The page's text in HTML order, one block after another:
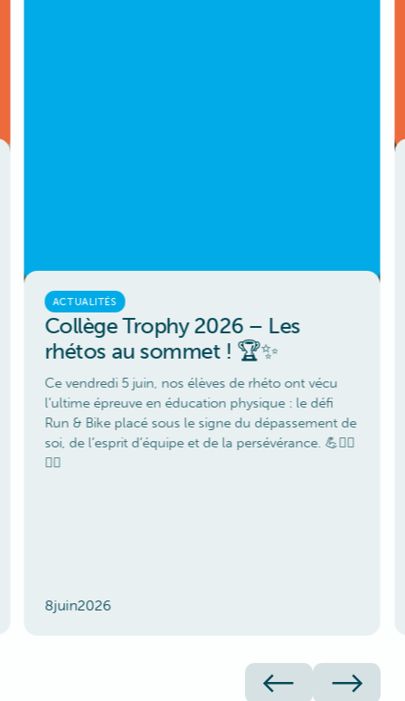
ACTUALITÉS
Collège Trophy 2026 – Les
rhétos au sommet ! 🏆✨
Ce vendredi 5 juin, nos élèves de rhéto ont vécu
l’ultime épreuve en éducation physique : le défi
Run & Bike placé sous le signe du dépassement de
soi, de l’esprit d’équipe et de la persévérance. 💪🚴‍♀️
🏃‍♂️
8juin2026